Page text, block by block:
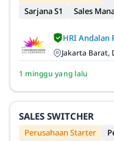
Sarjana S1
Sales
HRI Andalan
Jakarta Barat,
1 minggu yang lalu
SALES SWITCHER
Perusahaan Starter